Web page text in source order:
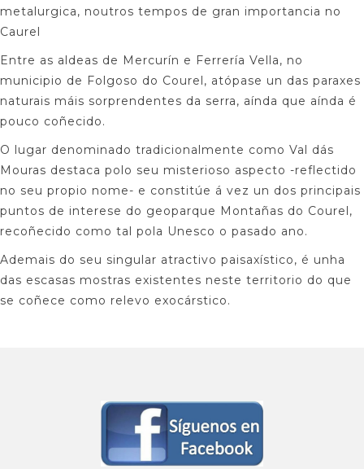
metalurgica, noutros tempos de gran importancia no
Caurel
Entre as aldeas de Mercurín e Ferrería Vella, no
municipio de Folgoso do Courel, atópase un das paraxes
naturais máis sorprendentes da serra, aínda que aínda é
pouco coñecido.
O lugar denominado tradicionalmente como Val dás
Mouras destaca polo seu misterioso aspecto -reflectido
no seu propio nome- e constitúe á vez un dos principais
puntos de interese do geoparque Montañas do Courel,
recoñecido como tal pola Unesco o pasado ano.
Ademais do seu singular atractivo paisaxístico, é unha
das escasas mostras existentes neste territorio do que
se coñece como relevo exocárstico.